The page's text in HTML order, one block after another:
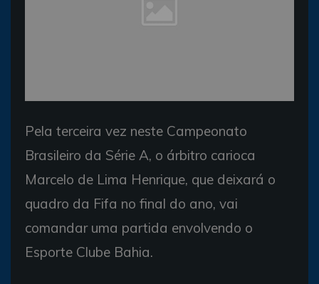
Pela terceira vez neste Campeonato
Brasileiro da Série A, o árbitro carioca
Marcelo de Lima Henrique, que deixará o
quadro da Fifa no final do ano, vai
comandar uma partida envolvendo o
Esporte Clube Bahia.